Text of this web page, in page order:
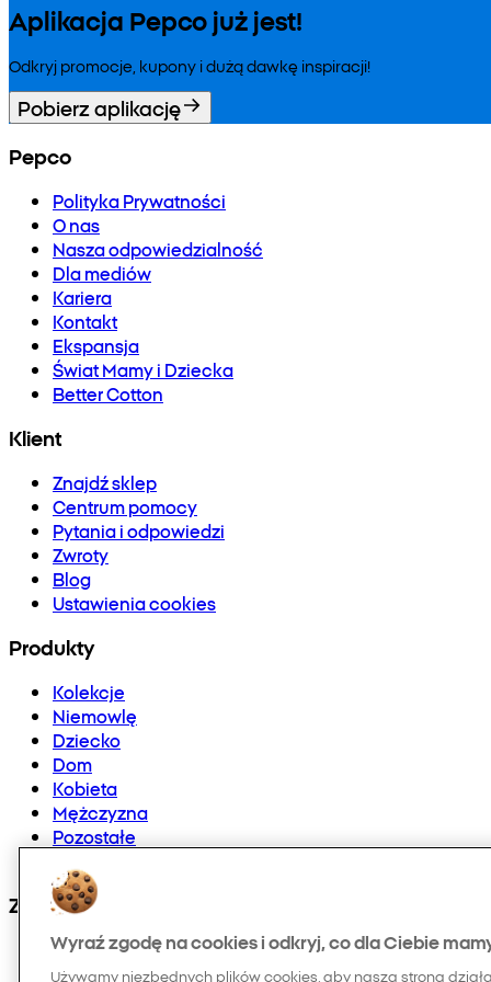
Aplikacja Pepco już jest!
Odkryj promocje, kupony i dużą dawkę inspiracji!
Pobierz aplikację
Pepco
Polityka Prywatności
O nas
Nasza odpowiedzialność
Dla mediów
Kariera
Kontakt
Ekspansja
Świat Mamy i Dziecka
Better Cotton
Klient
Znajdź sklep
Centrum pomocy
Pytania i odpowiedzi
Zwroty
Blog
Ustawienia cookies
Produkty
Kolekcje
Niemowlę
Dziecko
Dom
Kobieta
Mężczyzna
Pozostałe
Znajdź nas na:
Wyraź zgodę na cookies i odkryj, co dla Ciebie
Używamy niezbędnych plików cookies, aby nasza strona